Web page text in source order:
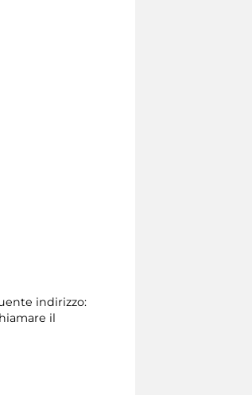
indirizzo:
il